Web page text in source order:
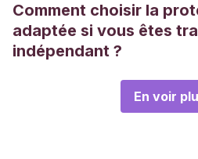
Comment choisir la
adaptée si vous êtes
indépendant ?
En voir